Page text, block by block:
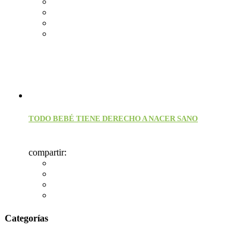
TODO BEBÉ TIENE DERECHO A NACER SANO
compartir:
Categorías